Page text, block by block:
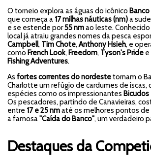
O torneio explora as águas do icônico
que começa a 17 milhas náuticas (nm)a
e se estende por55 nmao leste.
local já atraiu grandes nomes da pesca
Campbell, Tim Chote, Anthony Hsieh, e
como French Look, Freedom, Tyson's Pride e
Fishing Adventures.
As fortes correntes do nordestetornam o
Charlotte um refúgio de cardumes de iscas,
espécies como os impressionantes Bicudos
Os pescadores, partindo de Canavieiras,
entre 17 e 25 nmaté os melhores pontos
a famosa "Caída do Banco", um verdadeiro
Destaques da